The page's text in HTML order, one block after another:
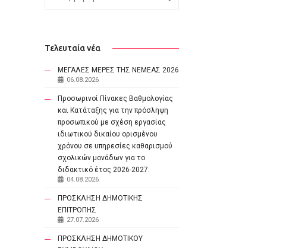
Τελευταία νέα
ΜΕΓΑΛΕΣ ΜΕΡΕΣ ΤΗΣ ΝΕΜΕΑΣ 2026
06.08.2026
Προσωρινοί Πίνακες Βαθμολογίας
και Κατάταξης για την πρόσληψη
προσωπικού με σχέση εργασίας
ιδιωτικού δικαίου ορισμένου
χρόνου σε υπηρεσίες καθαρισμού
σχολικών μονάδων για το
διδακτικό έτος 2026-2027.
04.08.2026
ΠΡΟΣΚΛΗΣΗ ΔΗΜΟΤΙΚΗΣ
ΕΠΙΤΡΟΠΗΣ
27.07.2026
ΠΡΟΣΚΛΗΣΗ ΔΗΜΟΤΙΚΟΥ